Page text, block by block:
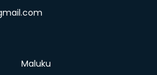
Maluku